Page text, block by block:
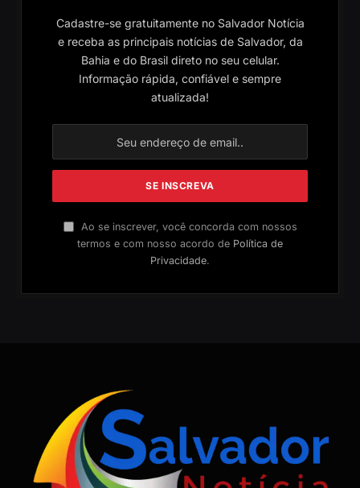
Cadastre-se gratuitamente no Salvador Notícia
e receba as principais notícias de Salvador, da
Bahia e do Brasil direto no seu celular.
Informação rápida, confiável e sempre
atualizada!
Ao se inscrever, você concorda com nossos
termos e com nosso acordo de Política de
Privacidade.